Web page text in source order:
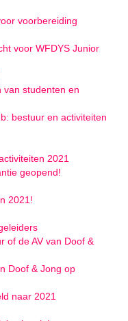
voorbereiding
voor WFDYS Junior
van studenten en
bestuur en activiteiten
2021
geopend!
2021!
of de AV van Doof &
Doof & Jong op
naar 2021